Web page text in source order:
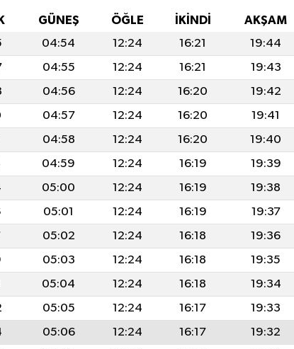
GÜNEŞ ÖĞLE İKINDI AKŞAM
04:54 12:24 16:21 19:44
04:55 12:24 16:21 19:43
04:56 12:24 16:20 19:42
04:57 12:24 16:20 19:41
04:58 12:24 16:20 19:40
04:59 12:24 16:19 19:39
05:00 12:24 16:19 19:38
05:01 12:24 16:19 19:37
05:02 12:24 16:18 19:36
05:03 12:24 16:18 19:35
05:04 12:24 16:18 19:34
05:05 12:24 16:17 19:33
05:06 12:24 16:17 19:32